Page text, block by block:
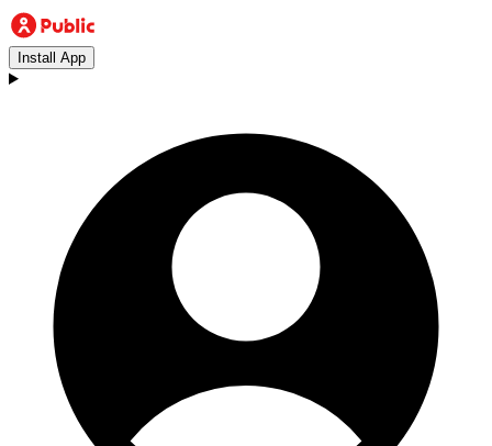
Install App